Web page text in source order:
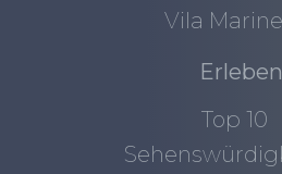
Vila
Erleben
Top 10